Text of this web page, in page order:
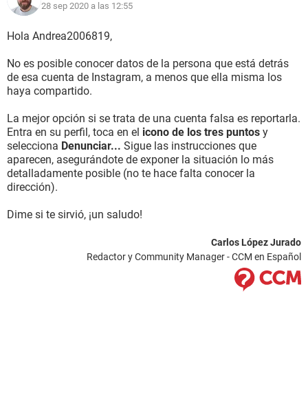
28 sep 2020 a las 12:55
Hola Andrea2006819,
No es posible conocer datos de la persona que está detrás
de esa cuenta de Instagram, a menos que ella misma los
haya compartido.
La mejor opción si se trata de una cuenta falsa es reportarla.
Entra en su perfil, toca en el icono de los tres puntos y
selecciona Denunciar... Sigue las instrucciones que
aparecen, asegurándote de exponer la situación lo más
detalladamente posible (no te hace falta conocer la
dirección).
Dime si te sirvió, ¡un saludo!
Carlos López Jurado
Redactor y Community Manager - CCM en Español